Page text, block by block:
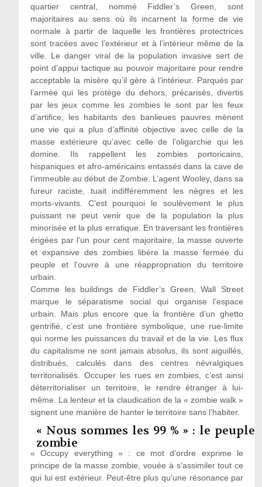
quartier central, nommé Fiddler’s Green, sont
majoritaires au sens où ils incarnent la forme de vie
normale à partir de laquelle les frontières protectrices
sont tracées avec l’extérieur et à l’intérieur même de la
ville. Le danger viral de la population invasive sert de
point d’appui tactique au pouvoir majoritaire pour rendre
acceptable la misère qu’il gère à l’intérieur. Parqués par
l’armée qui les protège du dehors, précarisés, divertis
par les jeux comme les zombies le sont par les feux
d’artifice, les habitants des banlieues pauvres mènent
une vie qui a plus d’affinité objective avec celle de la
masse extérieure qu’avec celle de l’oligarchie qui les
domine. Ils rappellent les zombies portoricains,
hispaniques et afro-américains entassés dans la cave de
l’immeuble au début de Zombie. L’agent Wooley, dans sa
fureur raciste, tuait indifféremment les nègres et les
morts-vivants. C’est pourquoi le soulèvement le plus
puissant ne peut venir que de la population la plus
minorisée et la plus erratique. En traversant les frontières
érigées par l’un pour cent majoritaire, la masse ouverte
et expansive des zombies libère la masse fermée du
peuple et l’ouvre à une réappropriation du territoire
urbain.
Comme les buildings de Fiddler’s Green, Wall Street
marque le séparatisme social qui organise l’espace
urbain. Mais plus encore que la frontière d’un ghetto
gentrifié, c’est une frontière symbolique, une rue-limite
qui norme les puissances du travail et de la vie. Les flux
du capitalisme ne sont jamais absolus, ils sont aiguillés,
distribués, calculés dans des centres névralgiques
territorialisés. Occuper les rues en zombies, c’est ainsi
déterritorialiser un territoire, le rendre étranger à lui-
même. La lenteur et la claudication de la « zombie walk »
signent une manière de hanter le territoire sans l’habiter.
« Nous sommes les 99 % » : le peuple
zombie
« Occupy everything » : ce mot d’ordre exprime le
principe de la masse zombie, vouée à s’assimiler tout ce
qui lui est extérieur. Peut-être plus qu’une résonance par